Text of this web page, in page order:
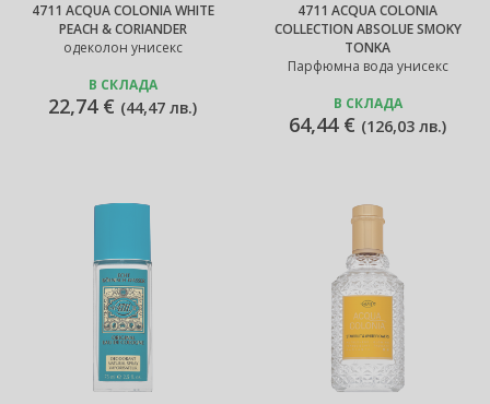
4711 ACQUA COLONIA WHITE
PEACH & CORIANDER
одеколон унисекс
В СКЛАДА
22,74 € (44,47 лв.)
4711 ACQUA COLONIA
COLLECTION ABSOLUE SMOKY
TONKA
Парфюмна вода унисекс
В СКЛАДА
64,44 € (126,03 лв.)